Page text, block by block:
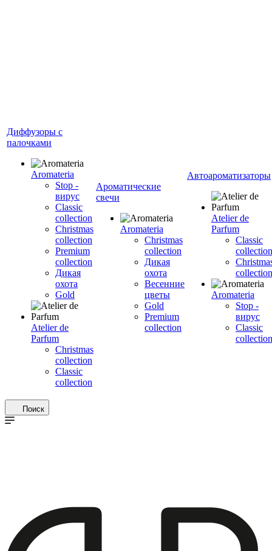
Диффузоры с
палочками
Aromateria
Stop -
вирус
Сlassic
collection
Сhristmas
collection
Premium
collection
Дикая
охота
Gold
Atelier de
Parfum
Christmas
collection
Classic
collection
Ароматические
свечи
Aromateria
Сhristmas
collection
Дикая
охота
Весенние
цветы
Gold
Premium
collection
Автоароматизаторы
Atelier de
Parfum
Classic
collection
collection
Aromateria
Stop -
вирус
Сlassic
collection
Поиск